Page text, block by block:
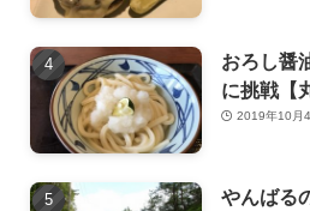
おろし醤
に挑戦【
2019年10月
やんばる